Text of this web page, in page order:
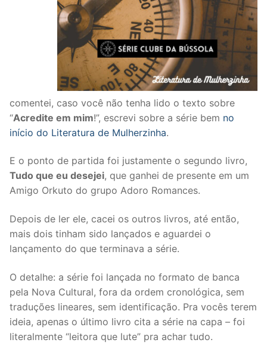
comentei, caso você não tenha lido o texto sobre
“Acredite em mim!”, escrevi sobre a série bem no
início do Literatura de Mulherzinha.
E o ponto de partida foi justamente o segundo livro,
Tudo que eu desejei, que ganhei de presente em um
Amigo Orkuto do grupo Adoro Romances.
Depois de ler ele, cacei os outros livros, até então,
mais dois tinham sido lançados e aguardei o
lançamento do que terminava a série.
O detalhe: a série foi lançada no formato de banca
pela Nova Cultural, fora da ordem cronológica, sem
traduções lineares, sem identificação. Pra vocês terem
ideia, apenas o último livro cita a série na capa – foi
literalmente “leitora que lute” pra achar tudo.